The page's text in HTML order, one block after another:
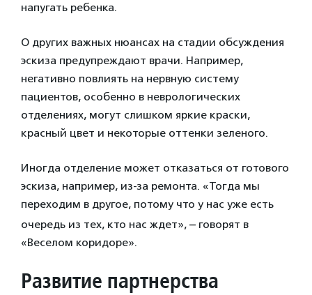
напугать ребенка.
О других важных нюансах на стадии обсуждения
эскиза предупреждают врачи. Например,
негативно повлиять на нервную систему
пациентов, особенно в неврологических
отделениях, могут слишком яркие краски,
красный цвет и некоторые оттенки зеленого.
Иногда отделение может отказаться от готового
эскиза, например, из-за ремонта. «Тогда мы
переходим в другое, потому что у нас уже есть
очередь из тех, кто нас ждет», – говорят в
«Веселом коридоре».
Развитие партнерства